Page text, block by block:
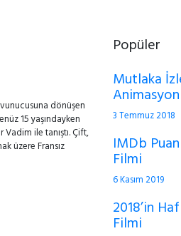
dönüşen
15 yaşındayken
ile tanıştı. Çift,
üzere Fransız
Popüler
Mutlaka
3 Temmuz 2018
IMDb
Filmi
6 Kasım 2019
2018’in
Filmi